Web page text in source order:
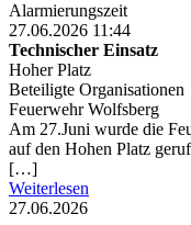
Alarmierungszeit
27.06.2026 11:44
Technischer Einsatz
Hoher Platz
Beteiligte Organisationen
Feuerwehr Wolfsberg
Am 27.Juni wurde die
auf den Hohen Platz
[…]
Weiterlesen
27.06.2026